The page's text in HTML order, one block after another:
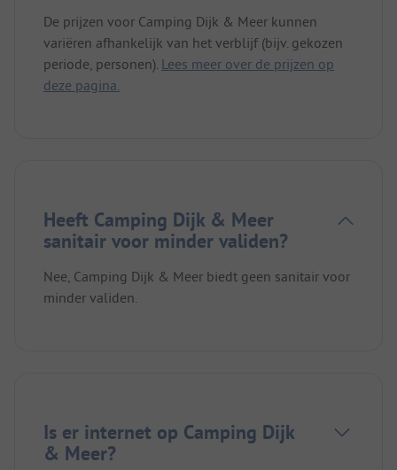
De prijzen voor Camping Dijk & Meer kunnen
variëren afhankelijk van het verblijf (bijv. gekozen
periode, personen). Lees meer over de prijzen op
deze pagina.
Heeft Camping Dijk & Meer
sanitair voor minder validen?
Nee, Camping Dijk & Meer biedt geen sanitair voor
minder validen.
Is er internet op Camping Dijk
& Meer?